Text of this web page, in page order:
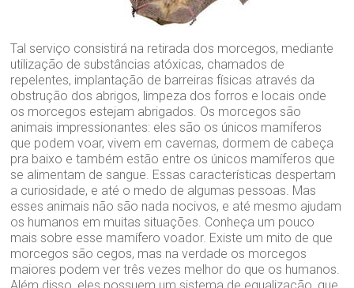
Tal serviço consistirá na retirada dos morcegos, mediante
utilização de substâncias atóxicas, chamados de
repelentes, implantação de barreiras físicas através da
obstrução dos abrigos, limpeza dos forros e locais onde
os morcegos estejam abrigados. Os morcegos são
animais impressionantes: eles são os únicos mamíferos
que podem voar, vivem em cavernas, dormem de cabeça
pra baixo e também estão entre os únicos mamíferos que
se alimentam de sangue. Essas características despertam
a curiosidade, e até o medo de algumas pessoas. Mas
esses animais não são nada nocivos, e até mesmo ajudam
os humanos em muitas situações. Conheça um pouco
mais sobre esse mamífero voador. Existe um mito de que
morcegos são cegos, mas na verdade os morcegos
maiores podem ver três vezes melhor do que os humanos.